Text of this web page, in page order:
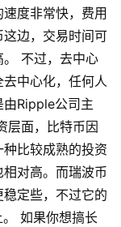
度非常快，费用
边，交易时间可
不过，去中心
中心化，任何人
Ripple公司主
层面，比特币因
比较成熟的投资
对高。而瑞波币
定些，不过它的
如果你想搞长